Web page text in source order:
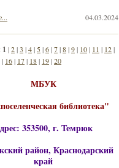
04.03.2024
1 |2|3 |4| 5|6|7|8|9| 10| 11 | 12|
| 16| 17| 18| 19|20
МБУК
библиотека"
353500, г. Темрюк
район, Краснодарский
край